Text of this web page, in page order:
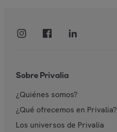
Sobre Privalia
¿Quiénes somos?
¿Qué ofrecemos en Privalia?
Los universos de Privalia